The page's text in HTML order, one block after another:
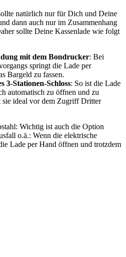
natürlich nur für Dich und Deine
dann auch nur im Zusammenhang
sollte Deine Kassenlade wie folgt
mit dem Bondrucker: Bei
springt die Lade per
Bargeld zu fassen.
3-Stationen-Schloss: So ist die Lade
automatisch zu öffnen und zu
sie ideal vor dem Zugriff Dritter
Wichtig ist auch die Option
o.ä.: Wenn die elektrische
Lade per Hand öffnen und trotzdem